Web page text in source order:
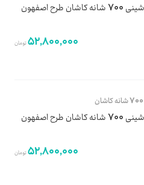
فرش ماشینی 700 شانه کاشان طرح اصفهون
52,800,000تومان
فرش ماشینی 700 شانه کاشان طرح اصفهون
52,800,000تومان